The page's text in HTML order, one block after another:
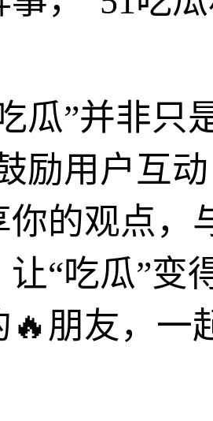
瓜”并非只
励用户互
你的观点，
让“吃瓜”变
🔥朋友，一